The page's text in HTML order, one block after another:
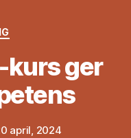
kurs ger
april, 2024